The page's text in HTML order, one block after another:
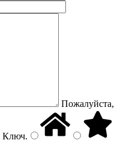
Пожалуйста,
Ключ.